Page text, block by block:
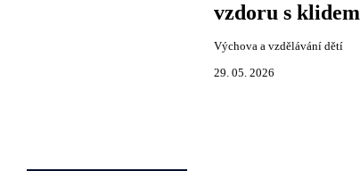
vzdoru s klidem
Výchova a vzdělávání dětí
29. 05. 2026